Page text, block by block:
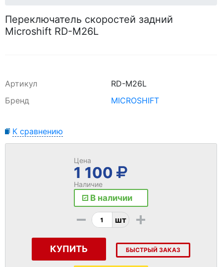
Переключатель скоростей задний
Microshift RD-M26L
Артикул
RD-M26L
Бренд
MICROSHIFT
К сравнению
Цена
1 100
Наличие
В наличии
- шт +
КУПИТЬ БЫСТРЫЙ ЗАКАЗ